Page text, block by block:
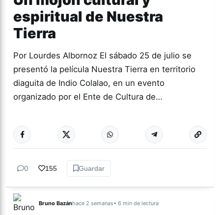
espiritual de Nuestra
Tierra
Por Lourdes Albornoz El sábado 25 de julio se
presentó la película Nuestra Tierra en territorio
diaguita de Indio Colalao, en un evento
organizado por el Ente de Cultura de…
CULTURA Más
0 155 Guardar
Bruno Bazánhace 2 semanas• 6 min de lectura